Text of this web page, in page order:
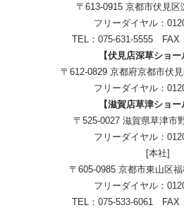
〒613-0915 京都市伏見区
フリーダイヤル：
TEL： 075-631-5555 FAX
【伏見店深草ショー
〒612-0829 京都府京都市伏
フリーダイヤル：
【滋賀店草津ショー
〒525-0027 滋賀県草津市
フリーダイヤル：
[本社]
〒605-0985 京都市東山区
フリーダイヤル：
TEL： 075-533-6061 FAX